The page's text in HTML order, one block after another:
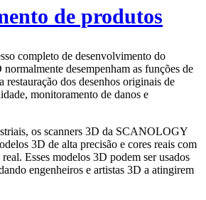
de produtos
completo de desenvolvimento do
desempenham as funções de
restauração dos desenhos originais de
monitoramento de danos e
os scanners 3D da SCANOLOGY
3D de alta precisão e cores reais com
Esses modelos 3D podem ser usados
engenheiros e artistas 3D a atingirem